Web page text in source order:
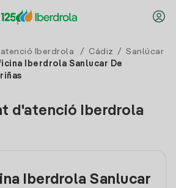
Iberdrola / Cádiz / Sanlúcar
Iberdrola Sanlucar De
d'atenció Iberdrola
Iberdrola Sanlucar